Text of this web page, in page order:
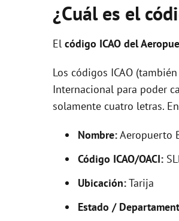
¿Cuál es el
El código ICAO del
Los códigos ICAO
Internacional para poder
solamente cuatro letras.
Nombre:Aeropuerto
Código ICAO/OACI:
Ubicación:Tarija
Estado /